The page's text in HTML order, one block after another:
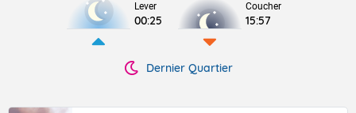
Lever
00:25
Coucher
15:57
Dernier Quartier